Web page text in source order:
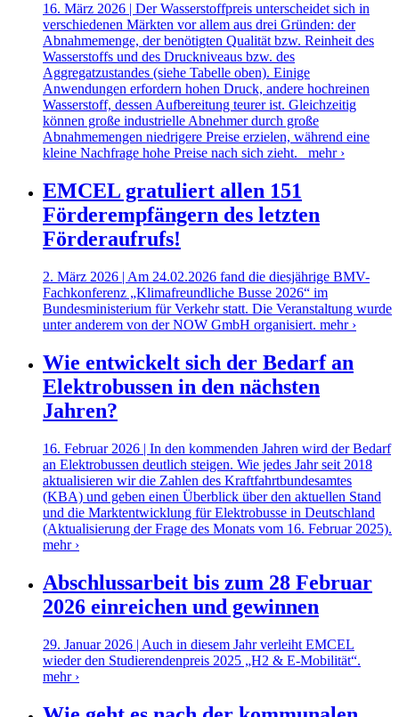
16. März 2026 | Der Wasserstoffpreis unterscheidet sich in
verschiedenen Märkten vor allem aus drei Gründen: der
Abnahmemenge, der benötigten Qualität bzw. Reinheit des
Wasserstoffs und des Druckniveaus bzw. des
Aggregatzustandes (siehe Tabelle oben). Einige
Anwendungen erfordern hohen Druck, andere hochreinen
Wasserstoff, dessen Aufbereitung teurer ist. Gleichzeitig
können große industrielle Abnehmer durch große
Abnahmemengen niedrigere Preise erzielen, während eine
kleine Nachfrage hohe Preise nach sich zieht. mehr ›
EMCEL gratuliert allen 151
Förderempfängern des letzten
Förderaufrufs!
2. März 2026 | Am 24.02.2026 fand die diesjährige BMV-
Fachkonferenz „Klimafreundliche Busse 2026“ im
Bundesministerium für Verkehr statt. Die Veranstaltung wurde
unter anderem von der NOW GmbH organisiert. mehr ›
Wie entwickelt sich der Bedarf an
Elektrobussen in den nächsten
Jahren?
16. Februar 2026 | In den kommenden Jahren wird der Bedarf
an Elektrobussen deutlich steigen. Wie jedes Jahr seit 2018
aktualisieren wir die Zahlen des Kraftfahrtbundesamtes
(KBA) und geben einen Überblick über den aktuellen Stand
und die Marktentwicklung für Elektrobusse in Deutschland
(Aktualisierung der Frage des Monats vom 16. Februar 2025).
mehr ›
Abschlussarbeit bis zum 28 Februar
2026 einreichen und gewinnen
29. Januar 2026 | Auch in diesem Jahr verleiht EMCEL
wieder den Studierendenpreis 2025 „H2 & E-Mobilität“.
mehr ›